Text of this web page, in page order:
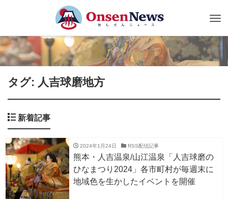
タグ: 人吉球磨地方
新着記事
2024年1月24日 RSS配信記事
熊本・人吉温泉/山江温泉「人吉球磨の
ひなまつり2024」各市町村が毎週末に
地域色を生かしたイベントを開催